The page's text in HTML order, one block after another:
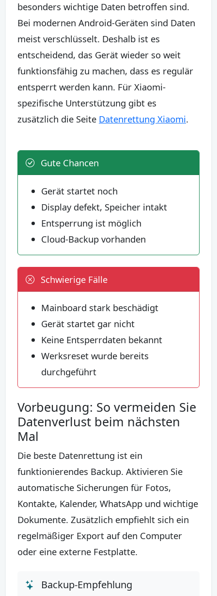
besonders wichtige Daten betroffen sind.
Bei modernen Android-Geräten sind Daten
meist verschlüsselt. Deshalb ist es
entscheidend, das Gerät wieder so weit
funktionsfähig zu machen, dass es regulär
entsperrt werden kann. Für Xiaomi-
spezifische Unterstützung gibt es
zusätzlich die Seite Datenrettung Xiaomi.
Gute Chancen
Gerät startet noch
Display defekt, Speicher intakt
Entsperrung ist möglich
Cloud-Backup vorhanden
Schwierige Fälle
Mainboard stark beschädigt
Gerät startet gar nicht
Keine Entsperrdaten bekannt
Werksreset wurde bereits
durchgeführt
Vorbeugung: So vermeiden Sie
Datenverlust beim nächsten
Mal
Die beste Datenrettung ist ein
funktionierendes Backup. Aktivieren Sie
automatische Sicherungen für Fotos,
Kontakte, Kalender, WhatsApp und wichtige
Dokumente. Zusätzlich empfiehlt sich ein
regelmäßiger Export auf den Computer
oder eine externe Festplatte.
Backup-Empfehlung